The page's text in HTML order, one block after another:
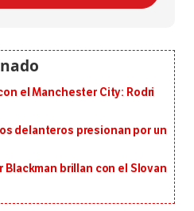
el Manchester City: Rodri
delanteros presionan por un
Blackman brillan con el Slovan